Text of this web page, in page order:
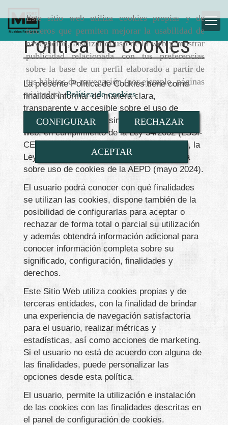
Este sitio web utiliza cookies propias y de
terceros que permiten mejorar la usabilidad de
navegación, analizar el uso de la web y mostrar
publicidad relacionada con tus preferencias
sobre la base de un perfil elaborado a partir de
tus hábitos de navegación (por ejemplo, páginas
visitadas).Política de cookies.
CONFIGURAR RECHAZAR
ACEPTAR
Política de cookies
La presente Política de Cookies tiene como
finalidad informar de manera clara,
transparente y accesible sobre el uso de
cookies y tecnologías similares en este sitio
web, en cumplimiento de la Ley 34/2002 (LSSI-
CE), el Reglamento (UE) 2016/679 (RGPD), la
Ley Orgánica 3/2018 (LOPDGDD) y la Guía
sobre uso de cookies de la AEPD (mayo 2024).
El usuario podrá conocer con qué finalidades
se utilizan las cookies, dispone también de la
posibilidad de configurarlas para aceptar o
rechazar de forma total o parcial su utilización
y además obtendrá información adicional para
conocer información completa sobre su
significado, configuración, finalidades y
derechos.
Este Sitio Web utiliza cookies propias y de
terceras entidades, con la finalidad de brindar
una experiencia de navegación satisfactoria
para el usuario, realizar métricas y
estadísticas, así como acciones de marketing.
Si el usuario no está de acuerdo con alguna de
las finalidades, puede personalizar las
opciones desde esta política.
El usuario, permite la utilización e instalación
de las cookies con las finalidades descritas en
el panel de configuración de cookies.